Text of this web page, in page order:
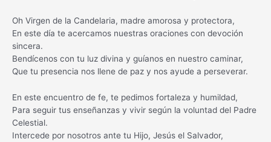
Oh Virgen de la Candelaria, madre amorosa y protectora,
En este día te acercamos nuestras oraciones con devoción
sincera.
Bendícenos con tu luz divina y guíanos en nuestro caminar,
Que tu presencia nos llene de paz y nos ayude a perseverar.
En este encuentro de fe, te pedimos fortaleza y humildad,
Para seguir tus enseñanzas y vivir según la voluntad del Padre
Celestial.
Intercede por nosotros ante tu Hijo, Jesús el Salvador,